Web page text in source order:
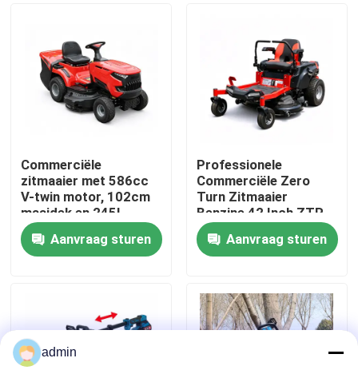
Over ons
fabrieksdisplay
Neem contact met ons op
Vraag een offerte
Benzinekettingzaag
Handbediend Mini Chainsaw
elektrische kettingzaag
Commerciële
zitmaaier met 586cc
V-twin motor, 102cm
maaidek en 245L
grasopvangzak
Aanvraag sturen
Professionele
Commerciële Zero
Turn Zitmaaier
Benzine 42 Inch ZTR
Maaier
Aanvraag sturen
admin